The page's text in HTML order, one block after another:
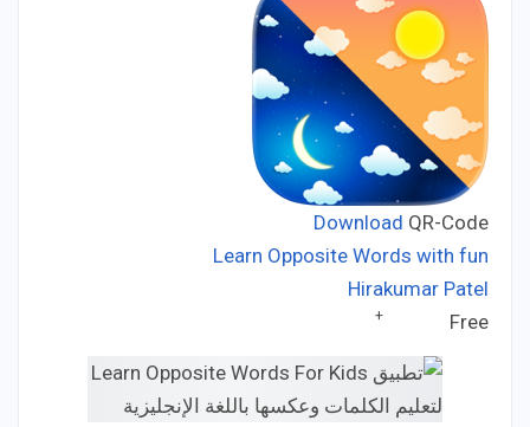
Download QR-Code
Learn Opposite Words with fun
Hirakumar Patel
Free
+